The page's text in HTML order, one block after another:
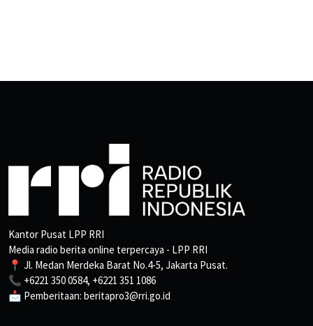
Kantor Pusat LPP RRI
Media radio berita online terpercaya - LPP RRI
📍 Jl. Medan Merdeka Barat No.4-5, Jakarta Pusat.
📞 +6221 350 0584, +6221 351 1086
📩 Pemberitaan: beritapro3@rri.go.id